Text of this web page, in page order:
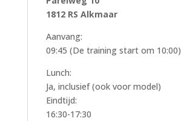
1812 RS Alkmaar
Aanvang:
09:45 (De training start om 10:00)
Lunch:
Ja, inclusief (ook voor model)
Eindtijd:
16:30-17:30